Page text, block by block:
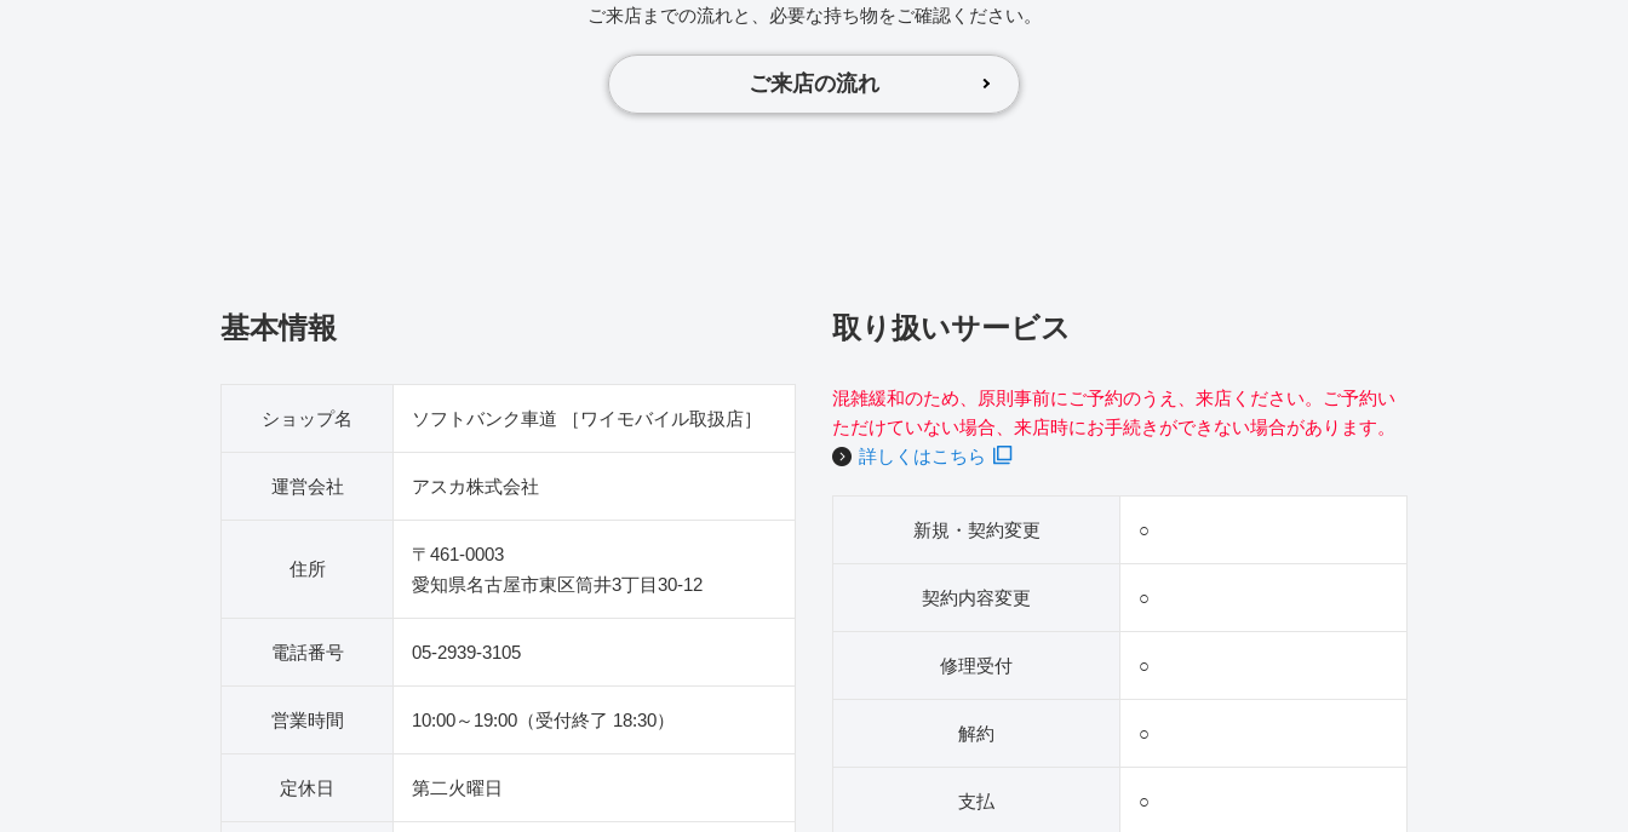
ご来店までの流れと、必要な持ち物をご確認ください。
ご来店の流れ
基本情報
ショップ名 ソフトバンク車道 ［ワイモバイル取扱店］
運営会社 アスカ株式会社
住所
〒461-0003
愛知県名古屋市東区筒井3丁目30‐12
電話番号 05-2939-3105
営業時間 10:00～19:00（受付終了 18:30）
定休日 第二火曜日
取り扱いサービス
混雑緩和のため、原則事前にご予約のうえ、来店ください。ご予約い
ただけていない場合、来店時にお手続きができない場合があります。
詳しくはこちら
新規・契約変更 ○
契約内容変更 ○
修理受付 ○
解約 ○
支払 ○